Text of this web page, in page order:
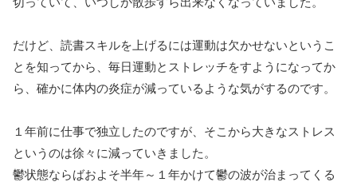
だけど、読書スキルを上げるには運動は欠かせないというこ
とを知ってから、毎日運動とストレッチをすようになってか
ら、確かに体内の炎症が減っているような気がするのです。
１年前に仕事で独立したのですが、そこから大きなストレス
というのは徐々に減っていきました。
鬱状態ならばおよそ半年～１年かけて鬱の波が治まってくる